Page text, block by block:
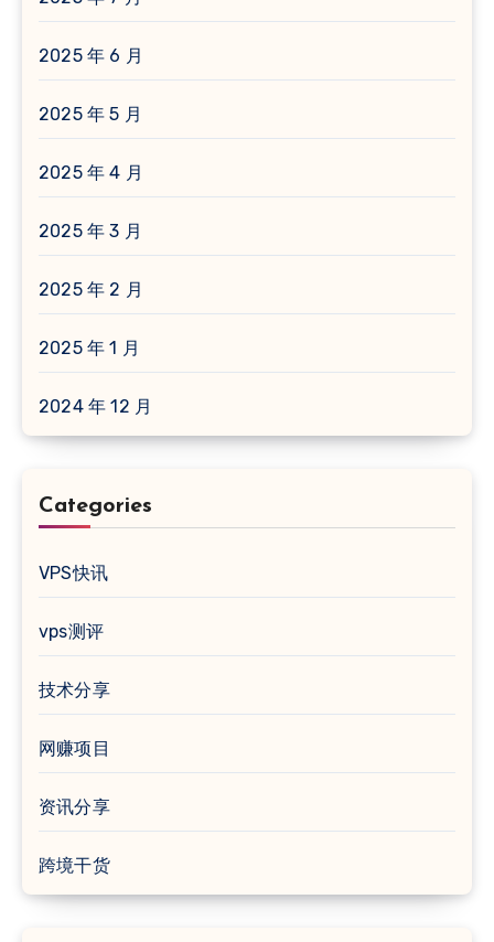
2025 年 6 月
2025 年 5 月
2025 年 4 月
2025 年 3 月
2025 年 2 月
2025 年 1 月
2024 年 12 月
Categories
VPS快讯
vps测评
技术分享
网赚项目
资讯分享
跨境干货